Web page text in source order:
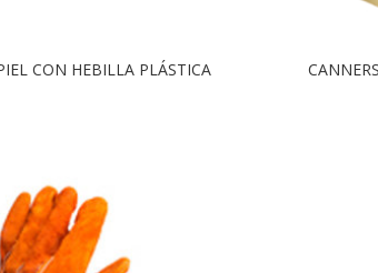
CON HEBILLA PLÁSTICA CANNERS